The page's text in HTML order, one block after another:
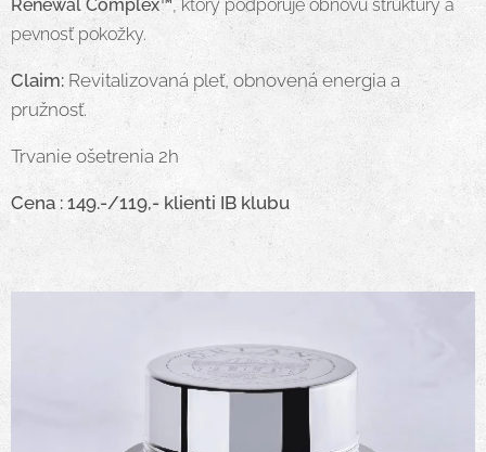
Renewal Complex™, ktorý podporuje obnovu štruktúry a
pevnosť pokožky.
Claim: Revitalizovaná pleť, obnovená energia a
pružnosť.
Trvanie ošetrenia 2h
Cena : 149.-/119,- klienti IB klubu